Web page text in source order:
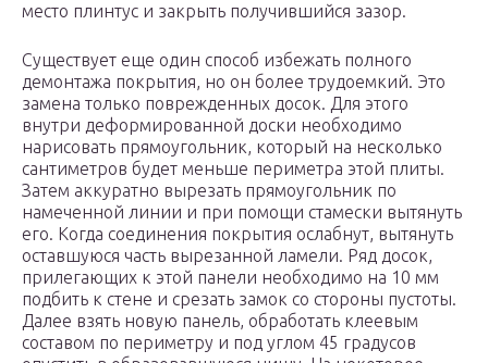
место плинтус и закрыть получившийся зазор.
Существует еще один способ избежать полного
демонтажа покрытия, но он более трудоемкий. Это
замена только поврежденных досок. Для этого
внутри деформированной доски необходимо
нарисовать прямоугольник, который на несколько
сантиметров будет меньше периметра этой плиты.
Затем аккуратно вырезать прямоугольник по
намеченной линии и при помощи стамески вытянуть
его. Когда соединения покрытия ослабнут, вытянуть
оставшуюся часть вырезанной ламели. Ряд досок,
прилегающих к этой панели необходимо на 10 мм
подбить к стене и срезать замок со стороны пустоты.
Далее взять новую панель, обработать клеевым
составом по периметру и под углом 45 градусов